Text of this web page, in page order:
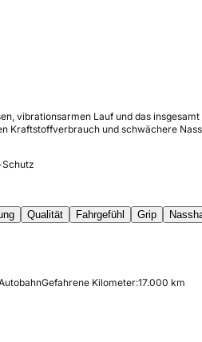
vibrationsarmen Lauf und das
Kraftstoffverbrauch und schwächere
Qualität Fahrgefühl Grip
Gefahrene Kilometer:17.000 km